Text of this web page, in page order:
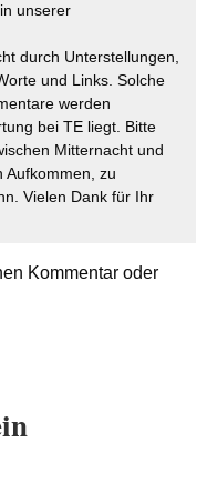
unserer
durch Unterstellungen,
und Links. Solche
werden
bei TE liegt. Bitte
Mitternacht und
Aufkommen, zu
Vielen Dank für Ihr
Kommentar oder